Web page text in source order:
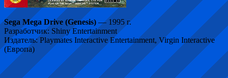
Sega Mega Drive (Genesis) — 1995 г.
Разработчик: Shiny Entertainment
Издатель: Playmates Interactive Entertainment, Virgin Interactive
(Европа)